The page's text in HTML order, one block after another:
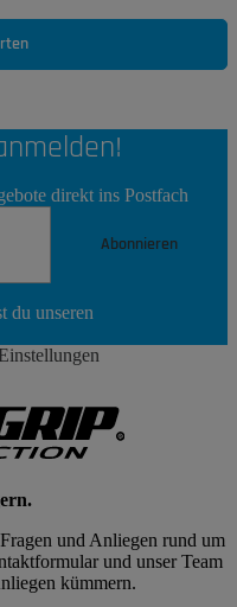
direkt ins Postfach
Abonnieren
du unseren
und Anliegen rund um
und unser Team
kümmern.